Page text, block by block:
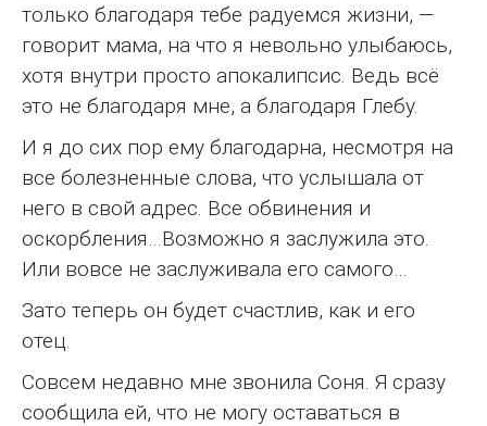
только благодаря тебе радуемся жизни, —
говорит мама, на что я невольно улыбаюсь,
хотя внутри просто апокалипсис. Ведь всё
это не благодаря мне, а благодаря Глебу.
И я до сих пор ему благодарна, несмотря на
все болезненные слова, что услышала от
него в свой адрес. Все обвинения и
оскорбления…Возможно я заслужила это.
Или вовсе не заслуживала его самого…
Зато теперь он будет счастлив, как и его
отец.
Совсем недавно мне звонила Соня. Я сразу
сообщила ей, что не могу оставаться в